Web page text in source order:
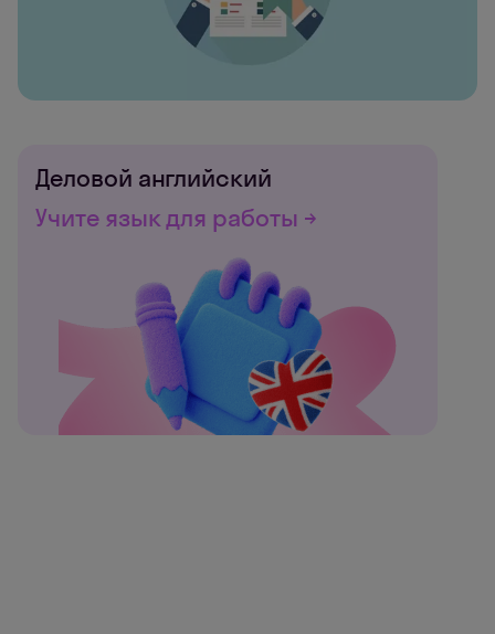
Деловой английский
Учите язык для работы →